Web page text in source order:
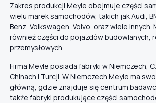
Zakres produkcji Meyle obejmuje części
wielu marek samochodów, takich jak Audi,
Benz, Volkswagen, Volvo, oraz wiele
również części do pojazdów budowlanych,
przemysłowych.
Firma Meyle posiada fabryki w Niemczech,
Chinach i Turcji. W Niemczech Meyle ma
główną, gdzie znajduje się centrum
także fabryki produkujące części